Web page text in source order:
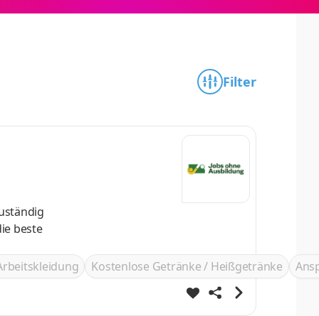
Filter
beste
Kostenlose Getränke / Heißgetränke